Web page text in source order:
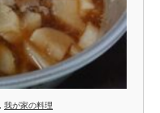
我が家の料理